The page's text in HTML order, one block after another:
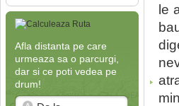
Afla distanta pe care
urmeaza sa o parcurgi,
dar si ce poti vedea pe
drum!
le